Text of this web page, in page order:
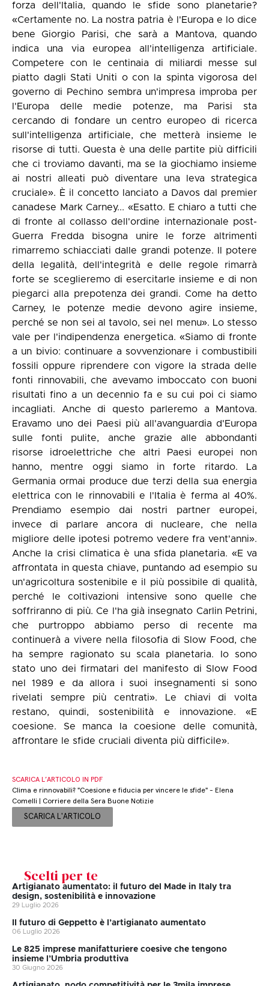
forza dell'Italia, quando le sfide sono planetarie?
«Certamente no. La nostra patria è l'Europa e lo dice
bene Giorgio Parisi, che sarà a Mantova, quando
indica una via europea all'intelligenza artificiale.
Competere con le centinaia di miliardi messe sul
piatto dagli Stati Uniti o con la spinta vigorosa del
governo di Pechino sembra un'impresa improba per
l'Europa delle medie potenze, ma Parisi sta
cercando di fondare un centro europeo di ricerca
sull'intelligenza artificiale, che metterà insieme le
risorse di tutti. Questa è una delle partite più difficili
che ci troviamo davanti, ma se la giochiamo insieme
ai nostri alleati può diventare una leva strategica
cruciale». È il concetto lanciato a Davos dal premier
canadese Mark Carney... «Esatto. E chiaro a tutti che
di fronte al collasso dell'ordine internazionale post-
Guerra Fredda bisogna unire le forze altrimenti
rimarremo schiacciati dalle grandi potenze. Il potere
della legalità, dell'integrità e delle regole rimarrà
forte se sceglieremo di esercitarle insieme e di non
piegarci alla prepotenza dei grandi. Come ha detto
Carney, le potenze medie devono agire insieme,
perché se non sei al tavolo, sei nel menu». Lo stesso
vale per l'indipendenza energetica. «Siamo di fronte
a un bivio: continuare a sovvenzionare i combustibili
fossili oppure riprendere con vigore la strada delle
fonti rinnovabili, che avevamo imboccato con buoni
risultati fino a un decennio fa e su cui poi ci siamo
incagliati. Anche di questo parleremo a Mantova.
Eravamo uno dei Paesi più all'avanguardia d'Europa
sulle fonti pulite, anche grazie alle abbondanti
risorse idroelettriche che altri Paesi europei non
hanno, mentre oggi siamo in forte ritardo. La
Germania ormai produce due terzi della sua energia
elettrica con le rinnovabili e l'Italia è ferma al 40%.
Prendiamo esempio dai nostri partner europei,
invece di parlare ancora di nucleare, che nella
migliore delle ipotesi potremo vedere fra vent'anni».
Anche la crisi climatica è una sfida planetaria. «E va
affrontata in questa chiave, puntando ad esempio su
un'agricoltura sostenibile e il più possibile di qualità,
perché le coltivazioni intensive sono quelle che
soffriranno di più. Ce l'ha già insegnato Carlin Petrini,
che purtroppo abbiamo perso di recente ma
continuerà a vivere nella filosofia di Slow Food, che
ha sempre ragionato su scala planetaria. Io sono
stato uno dei firmatari del manifesto di Slow Food
nel 1989 e da allora i suoi insegnamenti si sono
rivelati sempre più centrati». Le chiavi di volta
restano, quindi, sostenibilità e innovazione. «E
coesione. Se manca la coesione delle comunità,
affrontare le sfide cruciali diventa più difficile».
SCARICA L’ARTICOLO IN PDF
Clima e rinnovabili? "Coesione e fiducia per vincere le sfide" - Elena
Comelli | Corriere della Sera Buone Notizie
SCARICA L'ARTICOLO
Scelti per te
Artigianato aumentato: il futuro del Made in Italy tra
design, sostenibilità e innovazione
29 Luglio 2026
II futuro di Geppetto è l’artigianato aumentato
06 Luglio 2026
Le 825 imprese manifatturiere coesive che tengono
insieme l’Umbria produttiva
30 Giugno 2026